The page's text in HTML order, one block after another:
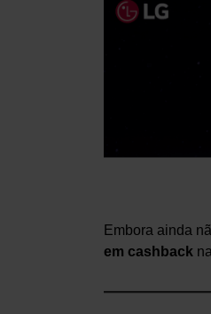
Embora ainda
em cashback